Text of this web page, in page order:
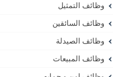
وظائف التمثيل
وظائف السائقين
وظائف الصيدلة
وظائف المبيعات